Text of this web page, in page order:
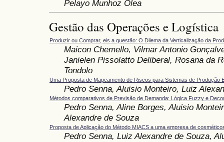
Pelayo Munhoz Olea
Gestão das Operações e Logística
Produzir ou Comprar, eis a questão: O Dilema da Verticalização da
Maicon Chemello, Vilmar Antonio
Janielen Pissolatto Deliberal, Rosana da
Tondolo
Uma Proposta de Mapeamento de Riscos para Sistemas de Produção
Pedro Senna, Aluisio Monteiro, Luiz
Métodos comparativos de Previsão de Demanda: Lógica Fuzzy e
Pedro Senna, Aline Borges, Aluisio
Alexandre de Souza
Proposta de Aplicação do Método MIACS a uma empresa de
Pedro Senna, Luiz Alexandre de Souza,